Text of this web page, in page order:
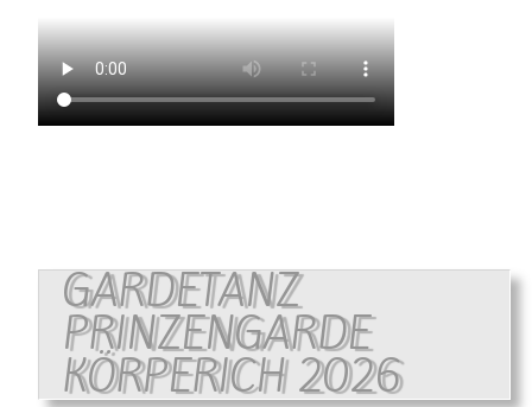
GARDETANZ
PRINZENGARDE
KÖRPERICH 2026